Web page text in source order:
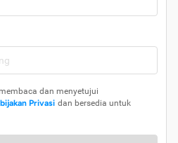
dan menyetujui
Privasi dan bersedia untuk